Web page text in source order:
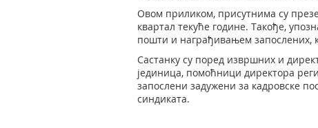
Овом приликом, присутнима су
квартал текуће године. Такође,
пошти и награђивањем запослених,
Састанку су поред извршних и
јединица, помоћници директора
запослени задужени за кадровске
синдиката.